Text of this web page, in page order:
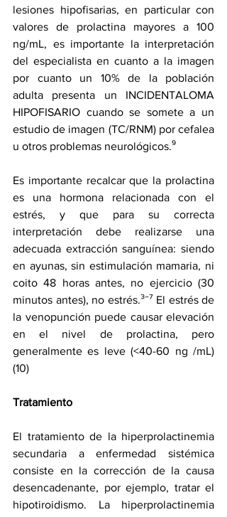
lesiones hipofisarias, en particular con
valores de prolactina mayores a 100
ng/mL, es importante la interpretación
del especialista en cuanto a la imagen
por cuanto un 10% de la población
adulta presenta un INCIDENTALOMA
HIPOFISARIO cuando se somete a un
estudio de imagen (TC/RNM) por cefalea
u otros problemas neurológicos.⁹
Es importante recalcar que la prolactina
es una hormona relacionada con el
estrés, y que para su correcta
interpretación debe realizarse una
adecuada extracción sanguínea: siendo
en ayunas, sin estimulación mamaria, ni
coito 48 horas antes, no ejercicio (30
minutos antes), no estrés.³‾⁷ El estrés de
la venopunción puede causar elevación
en el nivel de prolactina, pero
generalmente es leve (<40-60 ng /mL)
(10)
Tratamiento
El tratamiento de la hiperprolactinemia
secundaria a enfermedad sistémica
consiste en la corrección de la causa
desencadenante, por ejemplo, tratar el
hipotiroidismo. La hiperprolactinemia